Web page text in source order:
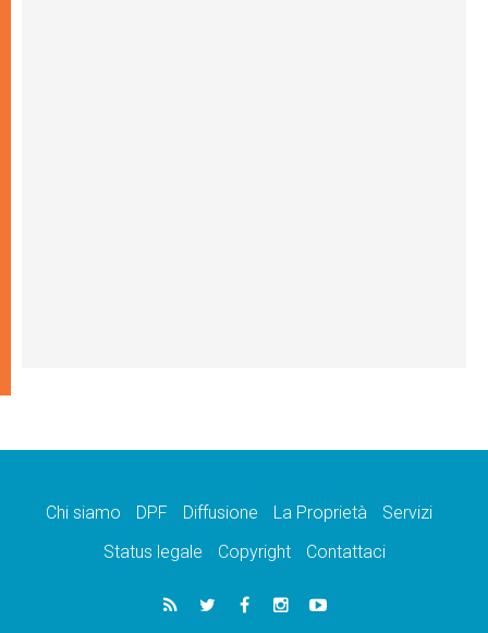
Chi siamo DPF Diffusione La Proprietà
Servizi
Status legale
Copyright Contattaci